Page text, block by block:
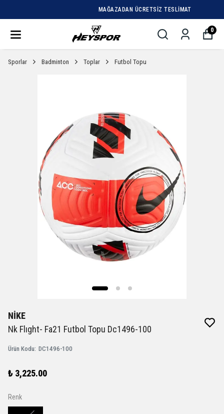
MAĞAZADAN ÜCRETSIZ TESLIMAT
0
Sporlar Badminton Toplar Futbol Topu
NİKE
Nk Flıght- Fa21 Futbol Topu Dc1496-100
Ürün Kodu: DC1496-100
₺ 3,225.00
Renk